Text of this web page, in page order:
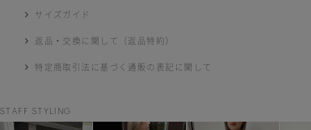
サイズガイド
返品・交換に関して（返品特約）
特定商取引法に基づく通販の表記に関して
STAFF STYLING